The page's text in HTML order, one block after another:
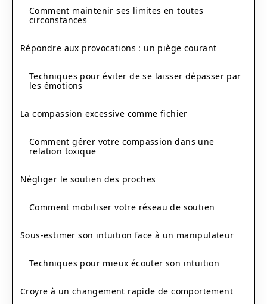
Comment maintenir ses limites en toutes
circonstances
Répondre aux provocations : un piège courant
Techniques pour éviter de se laisser dépasser par
les émotions
La compassion excessive comme fichier
Comment gérer votre compassion dans une
relation toxique
Négliger le soutien des proches
Comment mobiliser votre réseau de soutien
Sous-estimer son intuition face à un manipulateur
Techniques pour mieux écouter son intuition
Croyre à un changement rapide de comportement